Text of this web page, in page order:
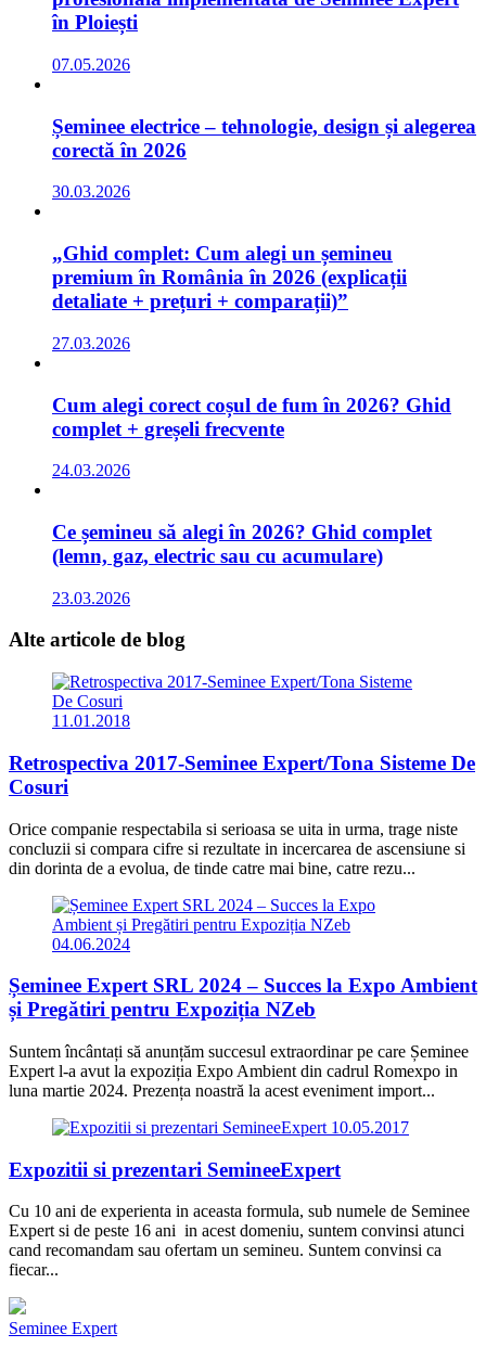
în Ploiești
07.05.2026
Șeminee electrice – tehnologie, design și alegerea
corectă în 2026
30.03.2026
„Ghid complet: Cum alegi un șemineu
premium în România în 2026 (explicații
detaliate + prețuri + comparații)”
27.03.2026
Cum alegi corect coșul de fum în 2026? Ghid
complet + greșeli frecvente
24.03.2026
Ce șemineu să alegi în 2026? Ghid complet
(lemn, gaz, electric sau cu acumulare)
23.03.2026
Alte articole de blog
11.01.2018
Retrospectiva 2017-Seminee Expert/Tona Sisteme De
Cosuri
Orice companie respectabila si serioasa se uita in urma, trage niste
concluzii si compara cifre si rezultate in incercarea de ascensiune si
din dorinta de a evolua, de tinde catre mai bine, catre rezu...
04.06.2024
Șeminee Expert SRL 2024 – Succes la Expo Ambient
și Pregătiri pentru Expoziția NZeb
Suntem încântați să anunțăm succesul extraordinar pe care Șeminee
Expert l-a avut la expoziția Expo Ambient din cadrul Romexpo in
luna martie 2024. Prezența noastră la acest eveniment import...
10.05.2017
Expozitii si prezentari SemineeExpert
Cu 10 ani de experienta in aceasta formula, sub numele de Seminee
Expert si de peste 16 ani in acest domeniu, suntem convinsi atunci
cand recomandam sau ofertam un semineu. Suntem convinsi ca
fiecar...
Seminee Expert